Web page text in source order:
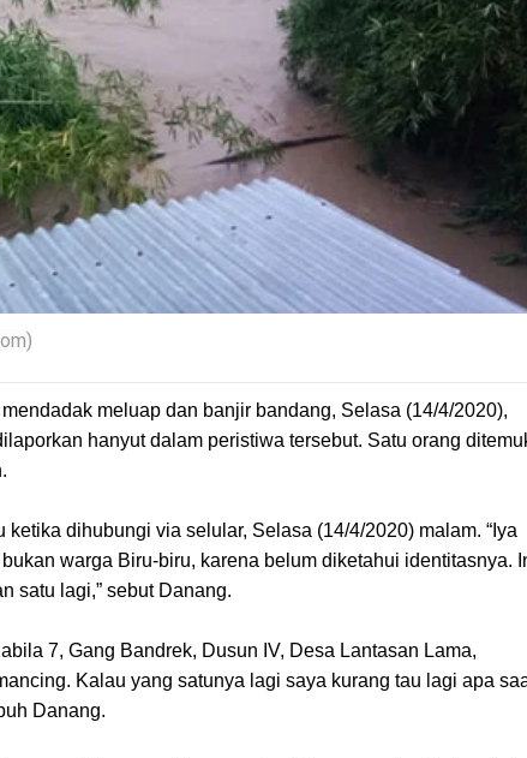
meluap dan banjir bandang, Selasa (14/4/2020),
hanyut dalam peristiwa tersebut. Satu orang
dihubungi via selular, Selasa (14/4/2020) malam. “Iya
warga Biru-biru, karena belum diketahui identitasnya.
satu lagi,” sebut Danang.
7, Gang Bandrek, Dusun IV, Desa Lantasan Lama,
Kalau yang satunya lagi saya kurang tau lagi apa
Danang.